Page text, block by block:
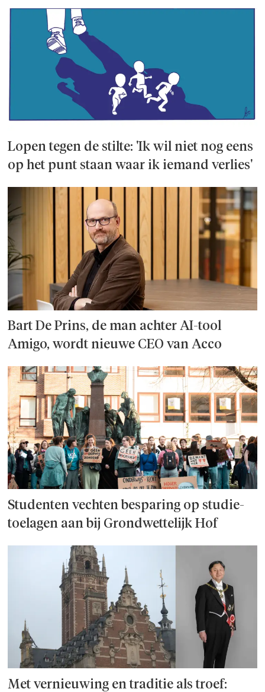
Lopen tegen de stilte: 'Ik wil niet nog eens
op het punt staan waar ik iemand verlies'
Bart De Prins, de man achter AI-tool
Amigo, wordt nieuwe CEO van Acco
Studenten vechten besparing op studie­
toelagen aan bij Grondwettelijk Hof
Met vernieuwing en traditie als troef: